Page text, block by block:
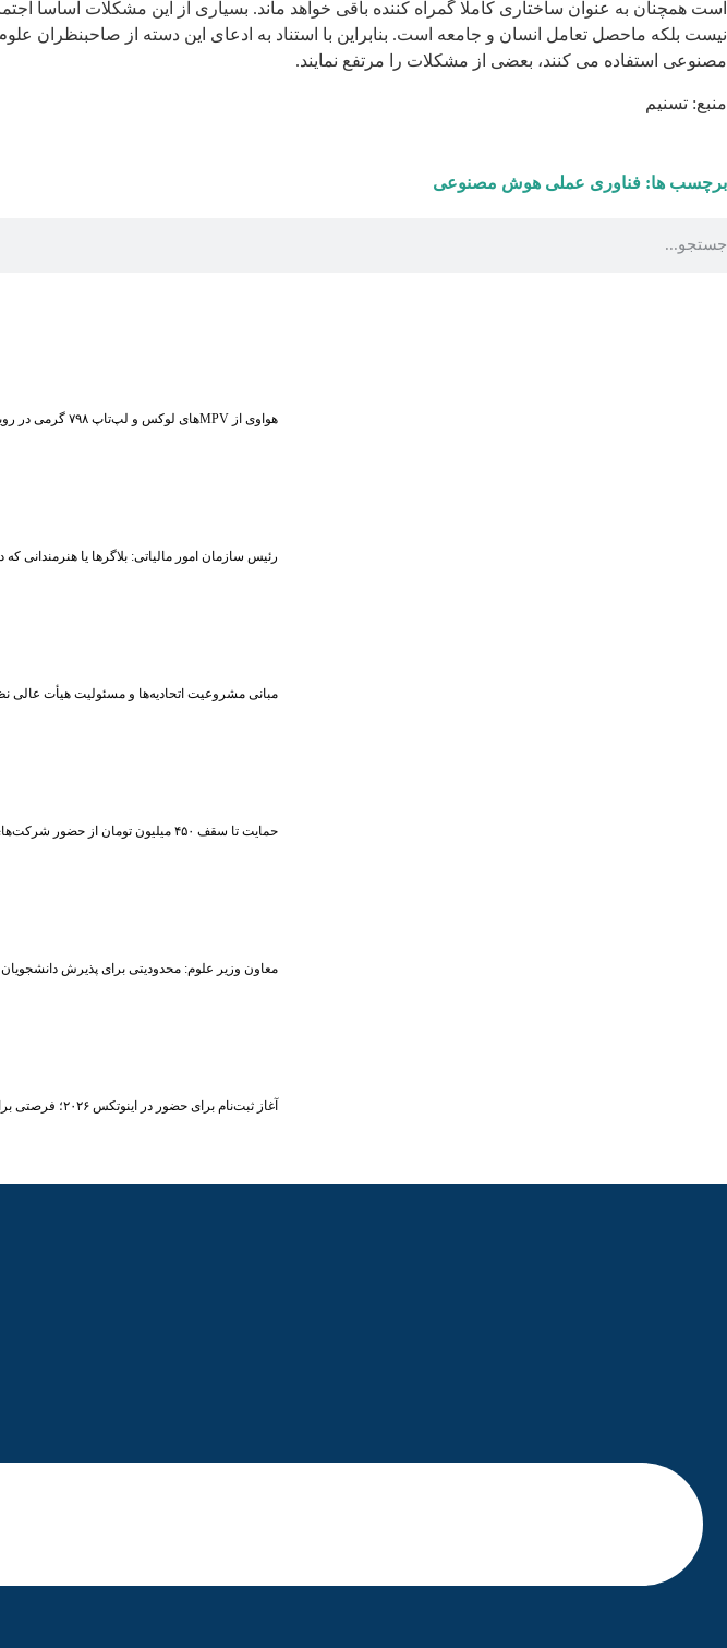
است همچنان به عنوان ساختاری کاملا گمراه کننده باقی خواهد ماند. بسیاری از این مشکلات اساسا
نیست بلکه ماحصل تعامل انسان و جامعه است. بنابراین با استناد به ادعای این دسته از
مصنوعی استفاده می کنند، بعضی از مشکلات را مرتفع نمایند.
منبع: تسنیم
برچسب ها: فناوری عملی هوش مصنوعی
هواوی از MPVهای لوکس و لپ‌تاپ ۷۹۸ گرمی در رویداد ۵ اوت رونمایی کرد
رئیس سازمان امور مالیاتی: بلاگر‌ها یا
مبانی مشروعیت اتحادیه‌ها و مسئولیت هیأت عالی
حمایت تا سقف ۴۵۰ میلیون تومان از حضور شرکت‌های دانش‌بنیان در GITEX AI Türkiye
معاون وزیر علوم: محدودیتی برای پذیرش
آغاز ثبت‌نام برای حضور در اینوتکس ۲۰۲۶؛ فرصتی برای توسعه همکاری‌ها در زیست‌بوم نوآوری